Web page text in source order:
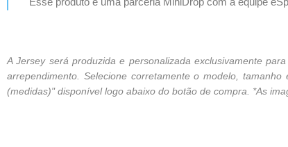
A Jersey será produzida e personalizada exclusivamente
arrependimento. Selecione corretamente o modelo,
(medidas)" disponível logo abaixo do botão de compra. *As